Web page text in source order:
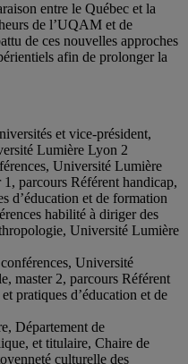
entre le Québec et la
de l’UQAM et de
de ces nouvelles approches
afin de prolonger la
et vice-président,
Lumière Lyon 2
Université Lumière
parcours Référent handicap,
d’éducation et de formation
habilité à diriger des
Université Lumière
Université
master 2, parcours Référent
pratiques d’éducation et de
Département de
et titulaire, Chaire de
culturelle des